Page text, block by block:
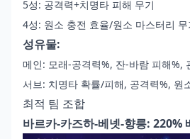
5성: 공격력+치명타 피해 무기
4성: 원소 충전 효율/원소 마스터리 무
성유물:
메인: 모래-공격력%, 잔-바람 피해%,
서브: 치명타 확률/피해, 공격력%, 원
최적 팀 조합
바르카-카즈하-베넷-향릉: 220%